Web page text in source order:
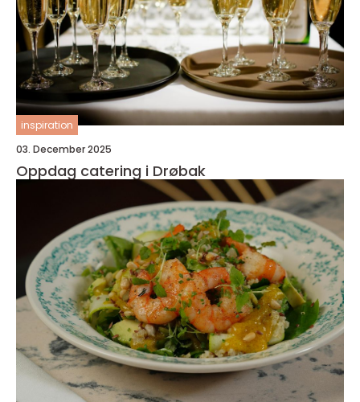
inspiration
03. December 2025
Oppdag catering i Drøbak